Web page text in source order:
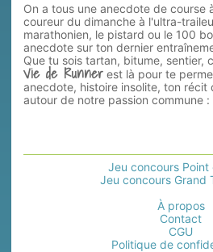
On a tous une anecdote de course
coureur du dimanche à l'ultra-
marathonien, le pistard ou le 100
anecdote sur ton dernier
Que tu sois tartan, bitume, sentier,
Vie de Runner est là pour te
anecdote, histoire insolite, ton récit
autour de notre passion commune
Jeu concours Point
Jeu concours Grand
À propos
Contact
CGU
Politique de